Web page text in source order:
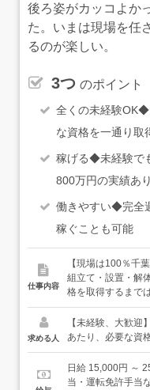
後ろ姿がカッコよか
た。いまは現場を任
るのが楽しい。
3つ のポイント
全くの未経験
な資格を一通り取
稼げる◆未経験で
800万円の実績あり
働きやすい◆完全
稼ぐことも可能
仕事内容
【現場は100％千
組立て・設置・解
格を取得するまで
り。未経験の方は
きる仕事から始め
いきましょう。★
アップ・キャリア
スキルを身につけ
求める人
【未経験、大歓迎
あたり、必要な資
日給 15,000円 ～
当・運転免許手当